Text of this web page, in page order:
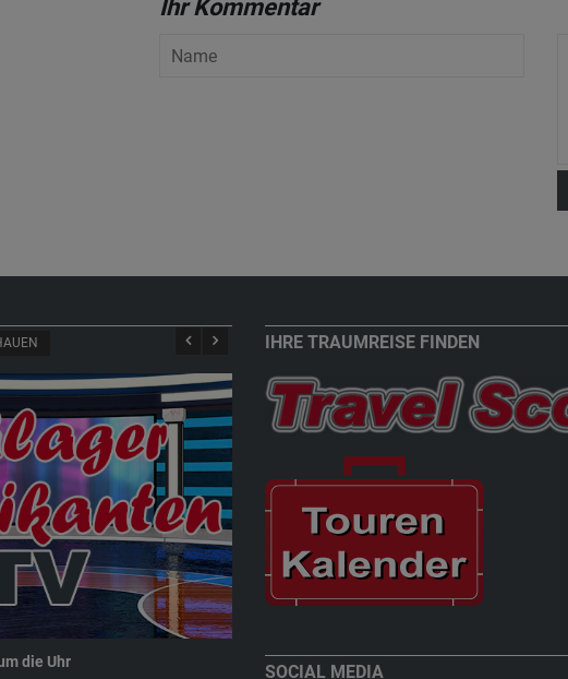
Ihr Kommentar
die Uhr New Zealand - Welcome to Paradise
IHRE TRAUMREISE FINDEN
SOCIAL MEDIA